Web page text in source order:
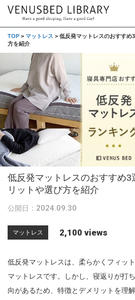
TOP > マットレス > 低反発マットレスのおすすめ
方を紹介
低反発マットレスのおすすめ3
リットや選び方を紹介
公開日： 2024.09.30
マットレス 2,100 views
低反発マットレスは、柔らかくフィッ
マットレスです。しかし、寝返りが打
向があるため、特徴とデメリットを理